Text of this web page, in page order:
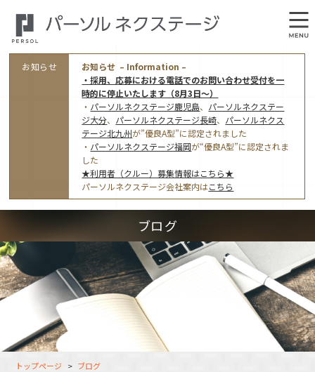
オフィス案内・アクセス
アクセストップ
東京オフィス
福岡オフィス
鹿児島オフィス
大分オフィス
長崎オフィス
事業モデルと仕事内容
ワークスタイル
指定就労継続支援Ａ型事業所にかかる情報公表
採用情報トップ
利用者（クルー）募集
支援スタッフ（タレント） 募集
利用者（クルー）データ
お知らせ
お知らせ – Information –
・採用、応募における電話でのお問い合わせ受付を一
時的に停止いたします（8月3日～）
・ パーソルネクステージ鹿児島、 パーソルネクステー
ジ大分、 パーソルネクステージ長崎、 パーソルネクス
テージ北九州が”優良A型”に認定されました
・ パーソルネクステージ福岡が“優良A型”に認定されま
した
★利用者（クルー）募集情報はこちら★
パーソルネクステージ会社案内はこちら
ブログ
トップページ ブログ